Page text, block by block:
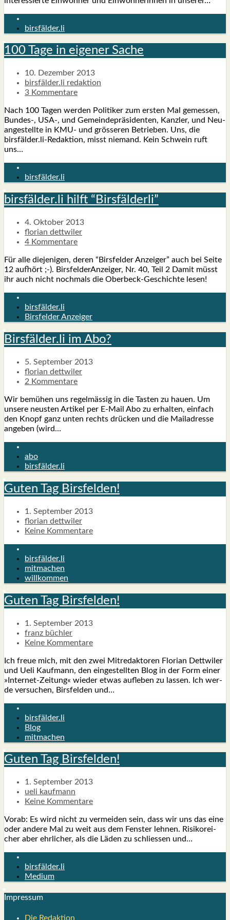
birsfälder.li
100 Tage in eige­ner Sache
10. Dezember 2013
birsfälder.li redaktion
3 Kommentare
Nach 100 Tagen wer­den Poli­ti­ker zum ers­ten Mal gemes­sen,
Bundes‑, USA‑, und Gemein­de­prä­si­den­ten, Kanz­ler, und Neu­
an­ge­stell­te in KMU- und grös­se­ren Betrie­ben. Uns, die
birsfälder.li-Redaktion, misst nie­mand. Kein Schwein ruft
uns…
birsfälder.li
birsfälder.li hilft “Birs­fäl­der­li”
4. Oktober 2013
florian dettwiler
4 Kommentare
Für alle die­je­ni­gen, deren “Birs­fel­der Anzei­ger” auch bei Sei­te
12 auf­hört ;-). Birs­fel­der­An­zei­ger, Nr. 40, Teil 2 Damit müsst
ihr auch nicht noch­mals die Ober­­beck-Geschich­­te lesen!
birsfälder.li
Birsfelder Anzeiger
Birsfälder.li im Abo?
5. September 2013
florian dettwiler
2 Kommentare
Wir bemü­hen uns regel­mäs­sig in die Tas­ten zu hau­en. Um
unse­re neus­ten Arti­kel per E‑Mail Abo zu erhal­ten, ein­fach
den Knopf ganz unten rechts drü­cken und die Mail­adres­se
ange­ben (wird…
abo
birsfälder.li
Guten Tag Birs­fel­den!
1. September 2013
florian dettwiler
Keine Kommentare
birsfälder.li
mitmachen
willkommen
Guten Tag Birs­fel­den!
1. September 2013
franz büchler
Keine Kommentare
Ich freue mich, mit den zwei Mit­re­dak­to­ren Flo­ri­an Dett­wi­ler
und Ueli Kauf­mann, den ein­ge­stell­ten Blog in der Form einer
»Inter­­net-Zei­­tung« wie­der etwas auf­le­ben zu las­sen. Ich wer­
de ver­su­chen, Birs­fel­den und…
birsfälder.li
Blog
mitmachen
Guten Tag Birs­fel­den!
1. September 2013
ueli kaufmann
Keine Kommentare
Vor­ab: Es wird nicht zu ver­mei­den sein, dass wir uns das eine
oder ande­re Mal zu weit aus dem Fens­ter leh­nen. Risi­ko­rei­
cher aber ehr­li­cher, als die Läden zu schlies­sen und…
birsfälder.li
Medium
Impres­sum
Die Redak­ti­on